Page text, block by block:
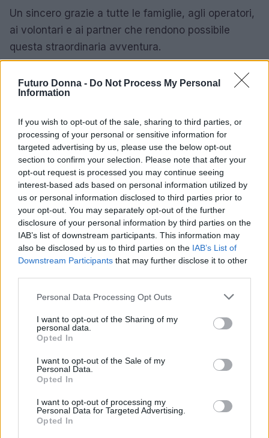
Futuro Donna - Do Not Process My Personal
Information
If you wish to opt-out of the sale, sharing to third parties, or
processing of your personal or sensitive information for
targeted advertising by us, please use the below opt-out
section to confirm your selection. Please note that after your
opt-out request is processed you may continue seeing
interest-based ads based on personal information utilized by
us or personal information disclosed to third parties prior to
your opt-out. You may separately opt-out of the further
disclosure of your personal information by third parties on the
IAB’s list of downstream participants. This information may
also be disclosed by us to third parties on the IAB’s List of
Downstream Participants that may further disclose it to other
Please note that this website/app uses one or more Google
not limited to your visit or usage behaviour. You may click to
grant or deny consent to Google and its third-party tags to
use your data for below specified purposes in below Google
consent section.
Personal Data Processing Opt Outs
I want to opt-out of the Sharing of my
personal data.
Opted In
I want to opt-out of the Sale of my
Personal Data.
Opted In
I want to opt-out of processing my
Personal Data for Targeted Advertising.
Opted In
Un sincero grazie a tutte le famiglie, agli operatori,
ai volontari e ai partner che rendono possibile
questa straordinaria avventura.
AUTORE
Continua a leggere